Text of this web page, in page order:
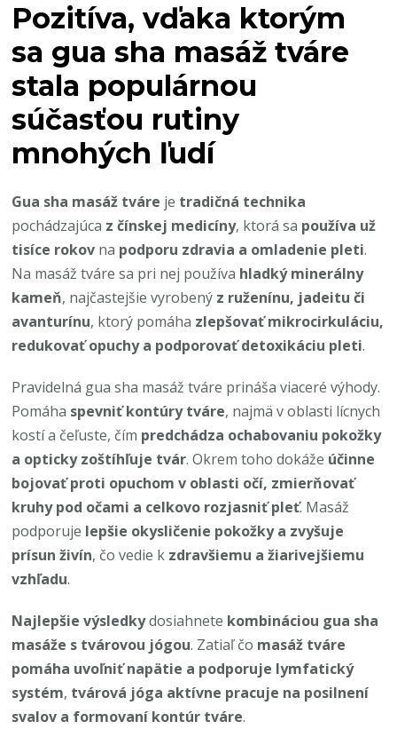
Pozitíva, vďaka ktorým
sa gua sha masáž tváre
stala populárnou
súčasťou rutiny
mnohých ľudí
Gua sha masáž tváre je tradičná technika
pochádzajúca z čínskej medicíny, ktorá sa používa už
tisíce rokov na podporu zdravia a omladenie pleti.
Na masáž tváre sa pri nej používa hladký minerálny
kameň, najčastejšie vyrobený z ruženínu, jadeitu či
avanturínu, ktorý pomáha zlepšovať mikrocirkuláciu,
redukovať opuchy a podporovať detoxikáciu pleti.
Pravidelná gua sha masáž tváre prináša viaceré výhody.
Pomáha spevniť kontúry tváre, najmä v oblasti lícnych
kostí a čeľuste, čím predchádza ochabovaniu pokožky
a opticky zoštíhľuje tvár. Okrem toho dokáže účinne
bojovať proti opuchom v oblasti očí, zmierňovať
kruhy pod očami a celkovo rozjasniť pleť. Masáž
podporuje lepšie okysličenie pokožky a zvyšuje
prísun živín, čo vedie k zdravšiemu a žiarivejšiemu
vzhľadu.
Najlepšie výsledkydosiahnete kombináciou gua sha
masáže s tvárovou jógou. Zatiaľ čo masáž tváre
pomáha uvoľniť napätie a podporuje lymfatický
systém, tvárová jóga aktívne pracuje na posilnení
svalov a formovaní kontúr tváre.